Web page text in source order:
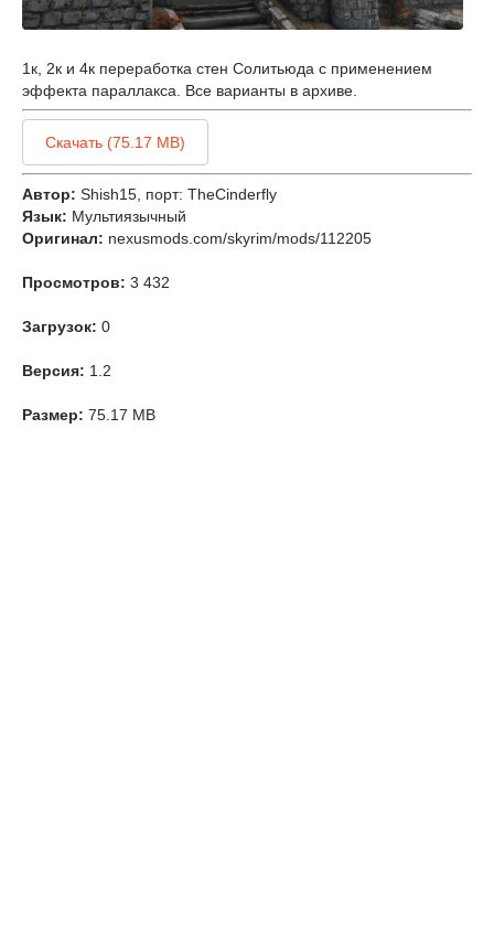
1к, 2к и 4к переработка стен Солитьюда с применением
эффекта параллакса. Все варианты в архиве.
Скачать (75.17 MB)
Автор: Shish15, порт: TheCinderfly
Язык: Мультиязычный
Оригинал: nexusmods.com/skyrim/mods/112205
Просмотров: 3 432
Загрузок: 0
Версия: 1.2
Размер: 75.17 MB